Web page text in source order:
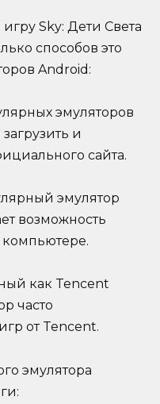
Sky: Дети Света
способов это
Android:
эмуляторов
и
сайта.
эмулятор
возможность
как Tencent
часто
от Tencent.
эмулятора